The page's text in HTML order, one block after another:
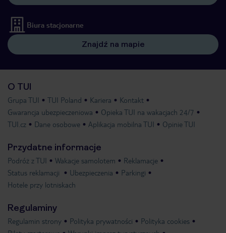
Biura stacjonarne
Znajdź na mapie
O TUI
Grupa TUI TUI Poland Kariera
Kontakt
Gwarancja ubezpieczeniowa
Opieka TUI na wakacjach 24/7
TUI.cz
Dane osobowe Aplikacja mobilna TUI Opinie TUI
Przydatne informacje
Podróż z TUI Wakacje samolotem
Reklamacje
Status reklamacji
Ubezpieczenia
Parkingi
Hotele przy lotniskach
Regulaminy
Regulamin strony Polityka prywatności
Polityka cookies